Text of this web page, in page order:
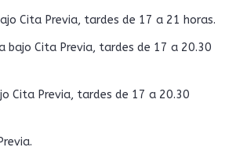
Cita Previa, tardes de 17 a 21 horas.
bajo Cita Previa, tardes de 17 a 20.30
Cita Previa, tardes de 17 a 20.30